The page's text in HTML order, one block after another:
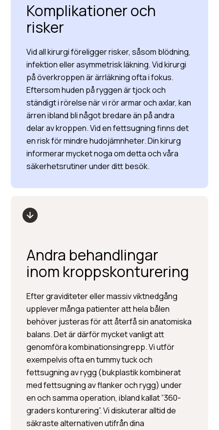
Komplikationer och
risker
Vid all kirurgi föreligger risker, såsom blödning,
infektion eller asymmetrisk läkning. Vid kirurgi
på överkroppen är ärrläkning ofta i fokus.
Eftersom huden på ryggen är tjock och
ständigt i rörelse när vi rör armar och axlar, kan
ärren ibland bli något bredare än på andra
delar av kroppen. Vid en fettsugning finns det
en risk för mindre hudojämnheter. Din kirurg
informerar mycket noga om detta och våra
säkerhetsrutiner under ditt besök.
Andra behandlingar
inom kroppskonturering
Efter graviditeter eller massiv viktnedgång
upplever många patienter att hela bålen
behöver justeras för att återfå sin anatomiska
balans. Det är därför mycket vanligt att
genomföra kombinationsingrepp. Vi utför
exempelvis ofta en tummy tuck och
fettsugning av rygg (bukplastik kombinerat
med fettsugning av flanker och rygg) under
en och samma operation, ibland kallat ”360-
graders konturering”. Vi diskuterar alltid de
säkraste alternativen utifrån dina